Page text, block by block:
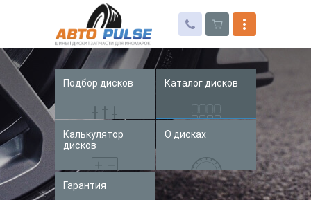
Автошины
Колесные диски
Запчасти для иномарок
Услуги
Доставка и оплата
Подбор дисков Каталог дисков
Калькулятор
дисков
О дисках
Гарантия